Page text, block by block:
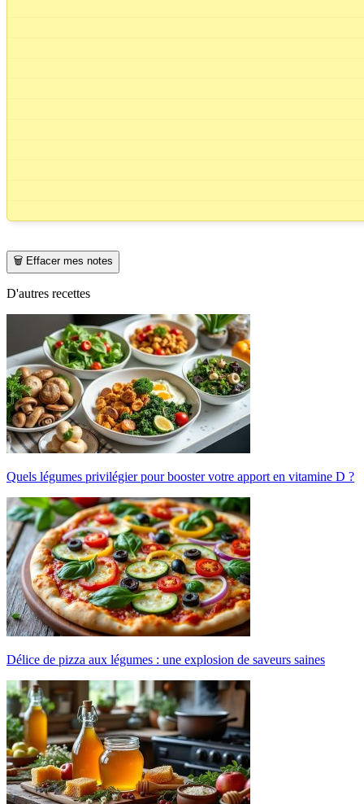
🗑️ Effacer mes notes
D'autres recettes
Quels légumes privilégier pour booster votre apport en vitamine D ?
Délice de pizza aux légumes : une explosion de saveurs saines